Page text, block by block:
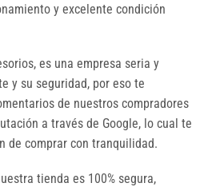
y excelente condición
es una empresa seria y
y su seguridad, por eso te
de nuestros compradores
a través de Google, lo cual te
de comprar con tranquilidad.
tienda es 100% segura,